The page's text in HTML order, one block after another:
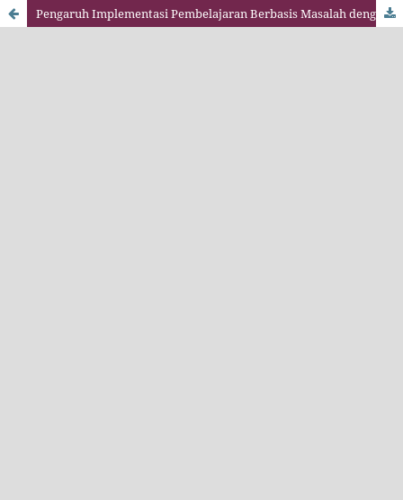
Pengaruh Implementasi Pembelajaran Berbasis Masalah dengan Model TAI dan TPS terhadap Hasil Belajar Matematika